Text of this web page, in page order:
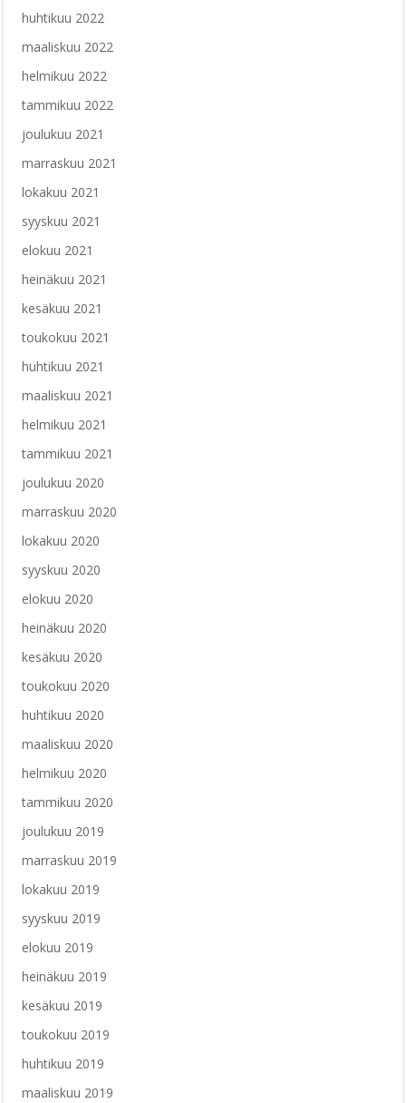
huhtikuu 2022
maaliskuu 2022
helmikuu 2022
tammikuu 2022
joulukuu 2021
marraskuu 2021
lokakuu 2021
syyskuu 2021
elokuu 2021
heinäkuu 2021
kesäkuu 2021
toukokuu 2021
huhtikuu 2021
maaliskuu 2021
helmikuu 2021
tammikuu 2021
joulukuu 2020
marraskuu 2020
lokakuu 2020
syyskuu 2020
elokuu 2020
heinäkuu 2020
kesäkuu 2020
toukokuu 2020
huhtikuu 2020
maaliskuu 2020
helmikuu 2020
tammikuu 2020
joulukuu 2019
marraskuu 2019
lokakuu 2019
syyskuu 2019
elokuu 2019
heinäkuu 2019
kesäkuu 2019
toukokuu 2019
huhtikuu 2019
maaliskuu 2019